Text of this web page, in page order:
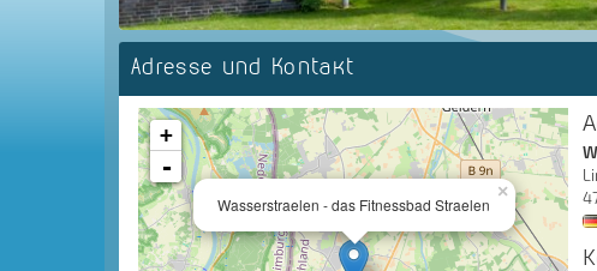
Adresse und Kontakt
×
Wasserstraelen - das Fitnessbad Straelen
+
-